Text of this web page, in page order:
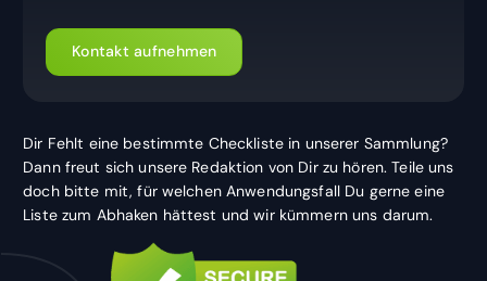
Kontakt aufnehmen
Dir Fehlt eine bestimmte Checkliste in unserer Sammlung?
Dann freut sich unsere Redaktion von Dir zu hören. Teile uns
doch bitte mit, für welchen Anwendungsfall Du gerne eine
Liste zum Abhaken hättest und wir kümmern uns darum.